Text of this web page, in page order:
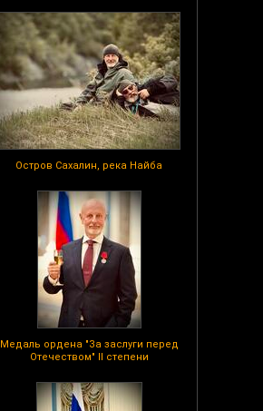
Остров Сахалин, река Найба
Медаль ордена "За заслуги перед
Отечеством" II степени